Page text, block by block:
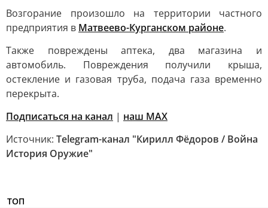
Возгорание произошло на территории частного
предприятия в Матвеево-Курганском районе.
Также повреждены аптека, два магазина и
автомобиль. Повреждения получили крыша,
остекление и газовая труба, подача газа временно
перекрыта.
Подписаться на канал | наш МАХ
Источник: Telegram-канал "Кирилл Фёдоров / Война
История Оружие"
ТОП